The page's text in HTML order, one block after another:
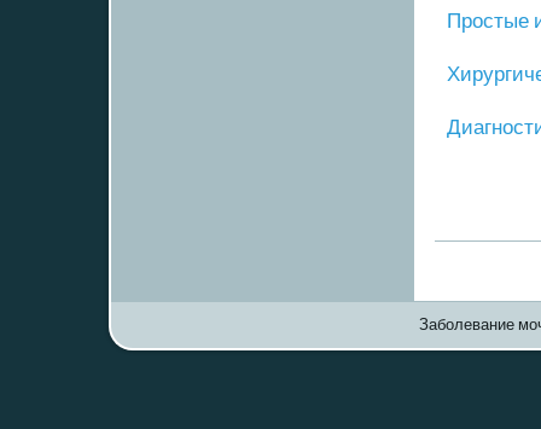
Прοстые
Заболевание